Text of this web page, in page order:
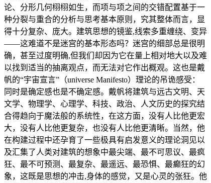
论、分形几何栩栩如生，而项与项之间的交错配置基于一
种分裂与重合的分析与思考基本原则，究其整体而言，显
得十分复杂、庞大。建筑思想的镜鉴,线索多重缠绕、变异
——这难道不是迷宫的基本形态吗？迷宫的细部总是很明
确，甚至过度明确,但我们却因为它在量上相对地大以及难
以找到适当的抽离观点，而无法对它作出概观。这也是戴
帆的“宇宙宣言”（universe Manifesto）理论的吊诡感受：
同时是确定感也是不确定感。戴帆将建筑与远古文明、天
文学、物理学、心理学、科技、政治、人文历史的探究结
合得趋向于魔法般的系统性，在这方面，没有人比他更宏
大，没有人比他更复杂，也没有人比他更清晰。当然，他
在构建过程中还孕育了一些极具有启发意义的理论洞见以
及汇集了人类对建筑的想象中最尖端、最不可思议、最疯
狂、最不可预测、最复杂、最遥远、最恐惧、最癫狂的幻
象，这既是思想的冲击,身体的感觉，又是心灵的张狂。他